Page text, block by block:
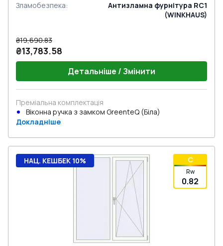
Зламобезпека:
Антизламна фурнітура RC1
(WINKHAUS)
₴19,690.83
₴13,783.58
Детальніше / Змінити
Преміальна комплектація
Віконна ручка з замком GreenteQ (Біла)
Докладніше
C
Rw
0.82
НАЦ. КЕШБЕК 10%